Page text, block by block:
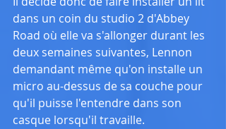
dans un coin du studio 2 d'Abbey
Road où elle va s'allonger durant les
deux semaines suivantes, Lennon
demandant même qu'on installe un
micro au-dessus de sa couche pour
qu'il puisse l'entendre dans son
casque lorsqu'il travaille.